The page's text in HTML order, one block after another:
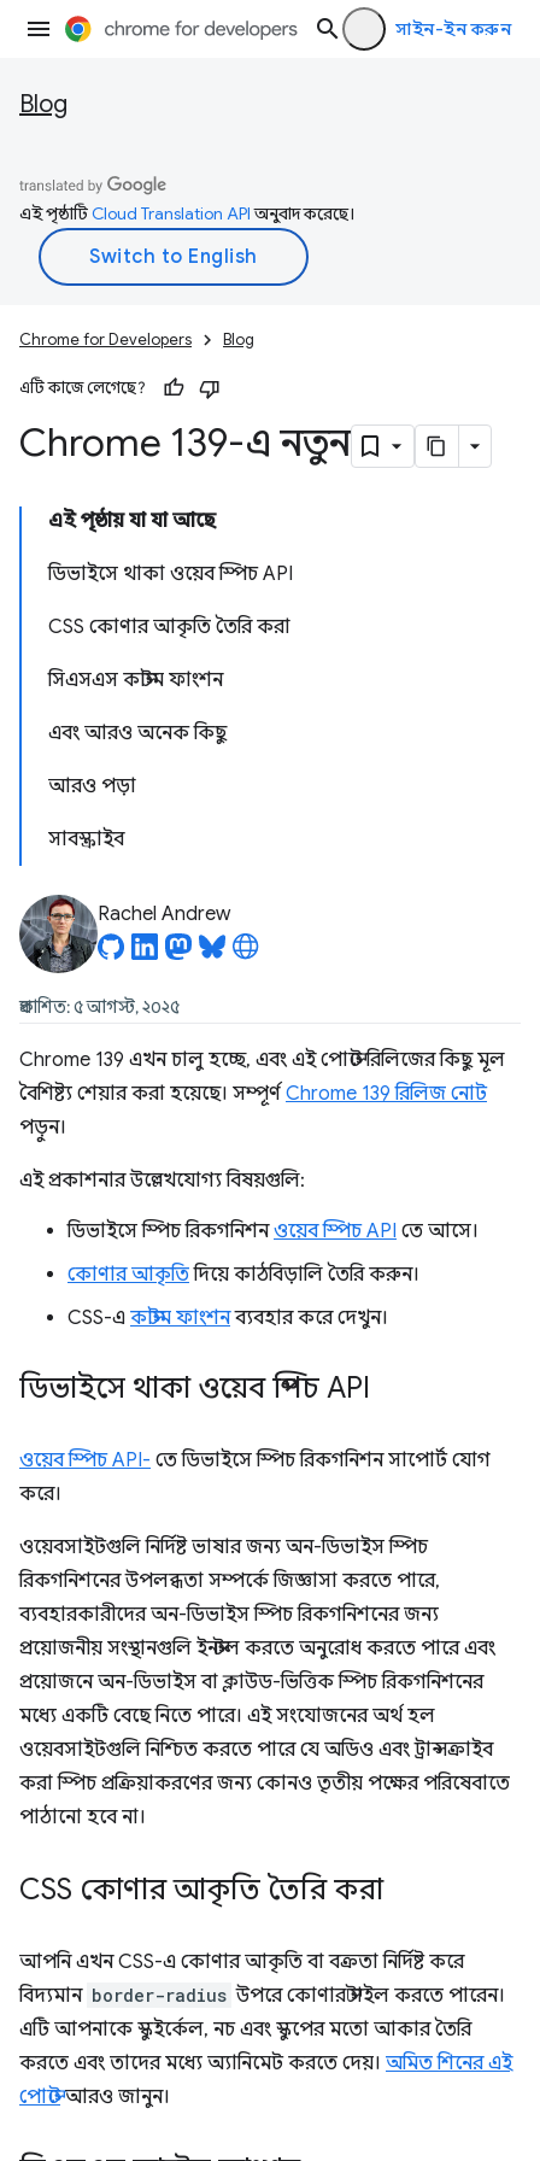
সাইন-ইন করুন
Blog
এই পৃষ্ঠাটিCloud Translation APIঅনুবাদ করেছে।
Chrome for Developers Blog
এটি কাজে লেগেছে?
Chrome 139-এ নতুন
এই পৃষ্ঠায় যা যা আছে
ডিভাইসে থাকা ওয়েব স্পিচ API
CSS কোণার আকৃতি তৈরি করা
সিএসএস কাস্টম ফাংশন
এবং আরও অনেক কিছু
আরও পড়া
সাবস্ক্রাইব
Rachel Andrew
প্রকাশিত: ৫ আগস্ট, ২০২৫
Chrome 139 এখন চালু হচ্ছে, এবং এই পোস্টে রিলিজের কিছু মূল
বৈশিষ্ট্য শেয়ার করা হয়েছে। সম্পূর্ণ Chrome 139 রিলিজ নোট
পড়ুন।
এই প্রকাশনার উল্লেখযোগ্য বিষয়গুলি:
ডিভাইসে স্পিচ রিকগনিশনওয়েব স্পিচ API তে আসে।
কোণার আকৃতিদিয়ে কাঠবিড়ালি তৈরি করুন।
CSS-এ কাস্টম ফাংশনব্যবহার করে দেখুন।
ডিভাইসে থাকা ওয়েব স্পিচ API
ওয়েব স্পিচ API- তে ডিভাইসে স্পিচ রিকগনিশন সাপোর্ট যোগ
করে।
ওয়েবসাইটগুলি নির্দিষ্ট ভাষার জন্য অন-ডিভাইস স্পিচ
রিকগনিশনের উপলব্ধতা সম্পর্কে জিজ্ঞাসা করতে পারে,
ব্যবহারকারীদের অন-ডিভাইস স্পিচ রিকগনিশনের জন্য
প্রয়োজনীয় সংস্থানগুলি ইনস্টল করতে অনুরোধ করতে পারে এবং
প্রয়োজনে অন-ডিভাইস বা ক্লাউড-ভিত্তিক স্পিচ রিকগনিশনের
মধ্যে একটি বেছে নিতে পারে। এই সংযোজনের অর্থ হল
ওয়েবসাইটগুলি নিশ্চিত করতে পারে যে অডিও এবং ট্রান্সক্রাইব
করা স্পিচ প্রক্রিয়াকরণের জন্য কোনও তৃতীয় পক্ষের পরিষেবাতে
পাঠানো হবে না।
CSS কোণার আকৃতি তৈরি করা
আপনি এখন CSS-এ কোণার আকৃতি বা বক্রতা নির্দিষ্ট করে
বিদ্যমান border-radius উপরে কোণার স্টাইল করতে পারেন।
এটি আপনাকে স্কুইর্কেল, নচ এবং স্কুপের মতো আকার তৈরি
করতে এবং তাদের মধ্যে অ্যানিমেট করতে দেয়। অমিত শিনের এই
পোস্টেআরও জানুন।